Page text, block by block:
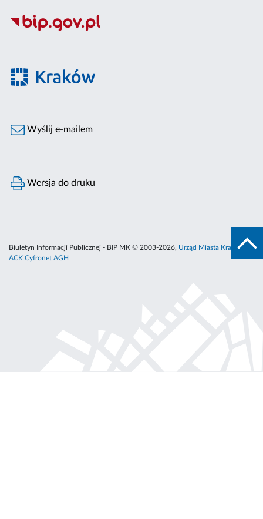
Wyślij e-mailem
Wersja do druku
Biuletyn Informacji Publicznej - BIP MK © 2003-2026, Urząd Miasta Krakowa
ACK Cyfronet AGH